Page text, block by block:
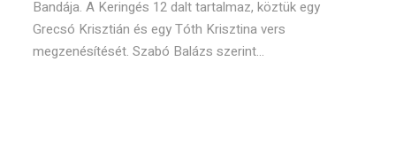
Bandája. A Keringés 12 dalt tartalmaz, köztük egy
Grecsó Krisztián és egy Tóth Krisztina vers
megzenésítését. Szabó Balázs szerint...